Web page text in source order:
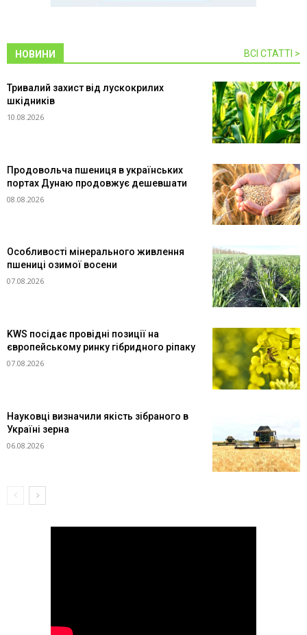
НОВИНИ ВСІ СТАТТІ >
Тривалий захист від лускокрилих
шкідників
10.08.2026
Продовольча пшениця в українських
портах Дунаю продовжує дешевшати
08.08.2026
Особливості мінерального живлення
пшениці озимої восени
07.08.2026
KWS посідає провідні позиції на
європейському ринку гібридного ріпаку
07.08.2026
Науковці визначили якість зібраного в
Україні зерна
06.08.2026